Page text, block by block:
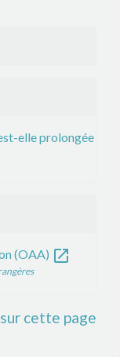
elle prolongée
(OAA) open_in_new
cette page